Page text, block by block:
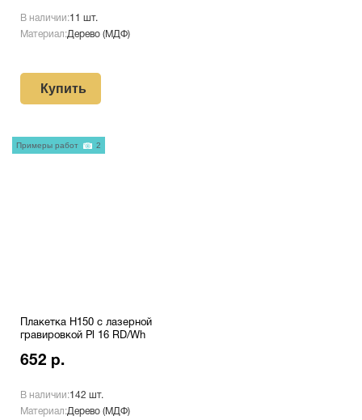
В наличии:11 шт.
Материал:Дерево (МДФ)
Купить
Плакетка H150 с лазерной
гравировкой Pl 16 RD/Wh
652 р.
В наличии:142 шт.
Материал:Дерево (МДФ)
Примеры работ 2